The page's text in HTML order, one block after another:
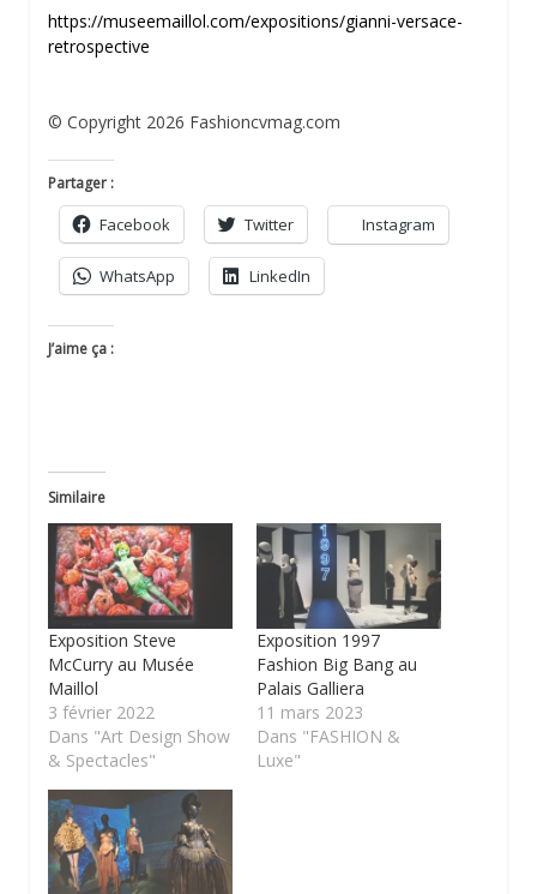
https://museemaillol.com/expositions/gianni-versace-
retrospective
© Copyright 2026 Fashioncvmag.com
Partager :
Facebook Twitter Instagram
WhatsApp LinkedIn
J’aime ça :
Similaire
Exposition Steve
McCurry au Musée
Maillol
3 février 2022
Dans "Art Design Show
& Spectacles"
Exposition 1997
Fashion Big Bang au
Palais Galliera
11 mars 2023
Dans "FASHION &
Luxe"